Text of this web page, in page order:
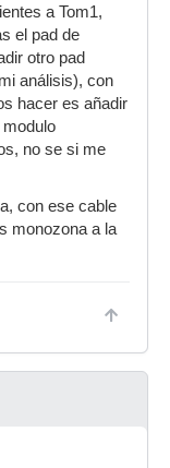
a Tom1,
el pad de
otro pad
análisis), con
hacer es añadir
no se si me
con ese cable
monozona a la